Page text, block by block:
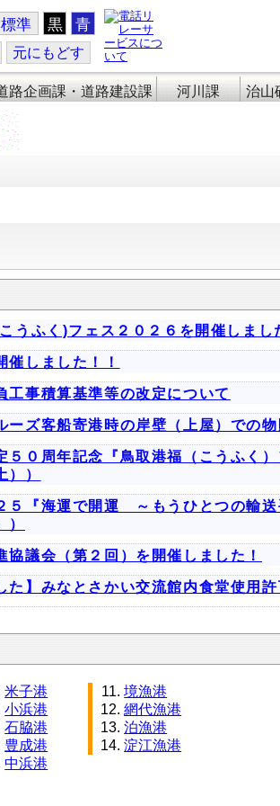
標準 黒 青
元にもどす
路企画課・道路建設課 河川課 治山
うふく)フェス２０２６を開催しまし
催しました！！
工事積算基準等の改定について
ーズ客船寄港時の岸壁（上屋）での物
５０周年記念『鳥取港福（こうふく
））
５『海運で開運 ～もうひとつの輸送
協議会（第２回）を開催しました！
た】みなとさかい交流館内食堂使用
米子港
小浜港
石脇港
豊成港
中浜港
境漁港
網代漁港
泊漁港
淀江漁港